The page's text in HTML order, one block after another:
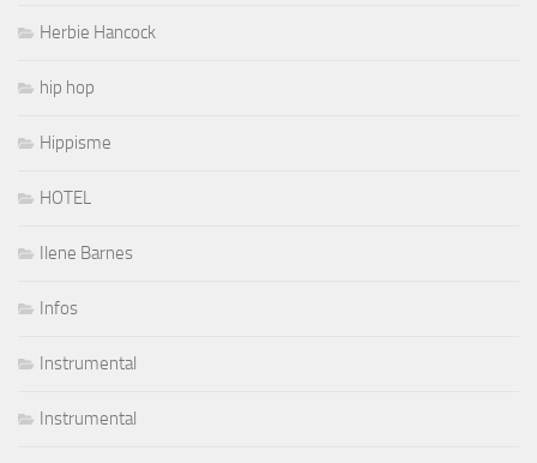
Herbie Hancock
hip hop
Hippisme
HOTEL
Ilene Barnes
Infos
Instrumental
Instrumental